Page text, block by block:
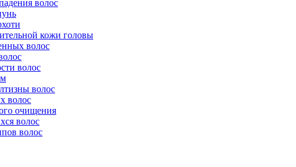
волос
кожи головы
волос
волос
волос
волос
очищения
волос
волос